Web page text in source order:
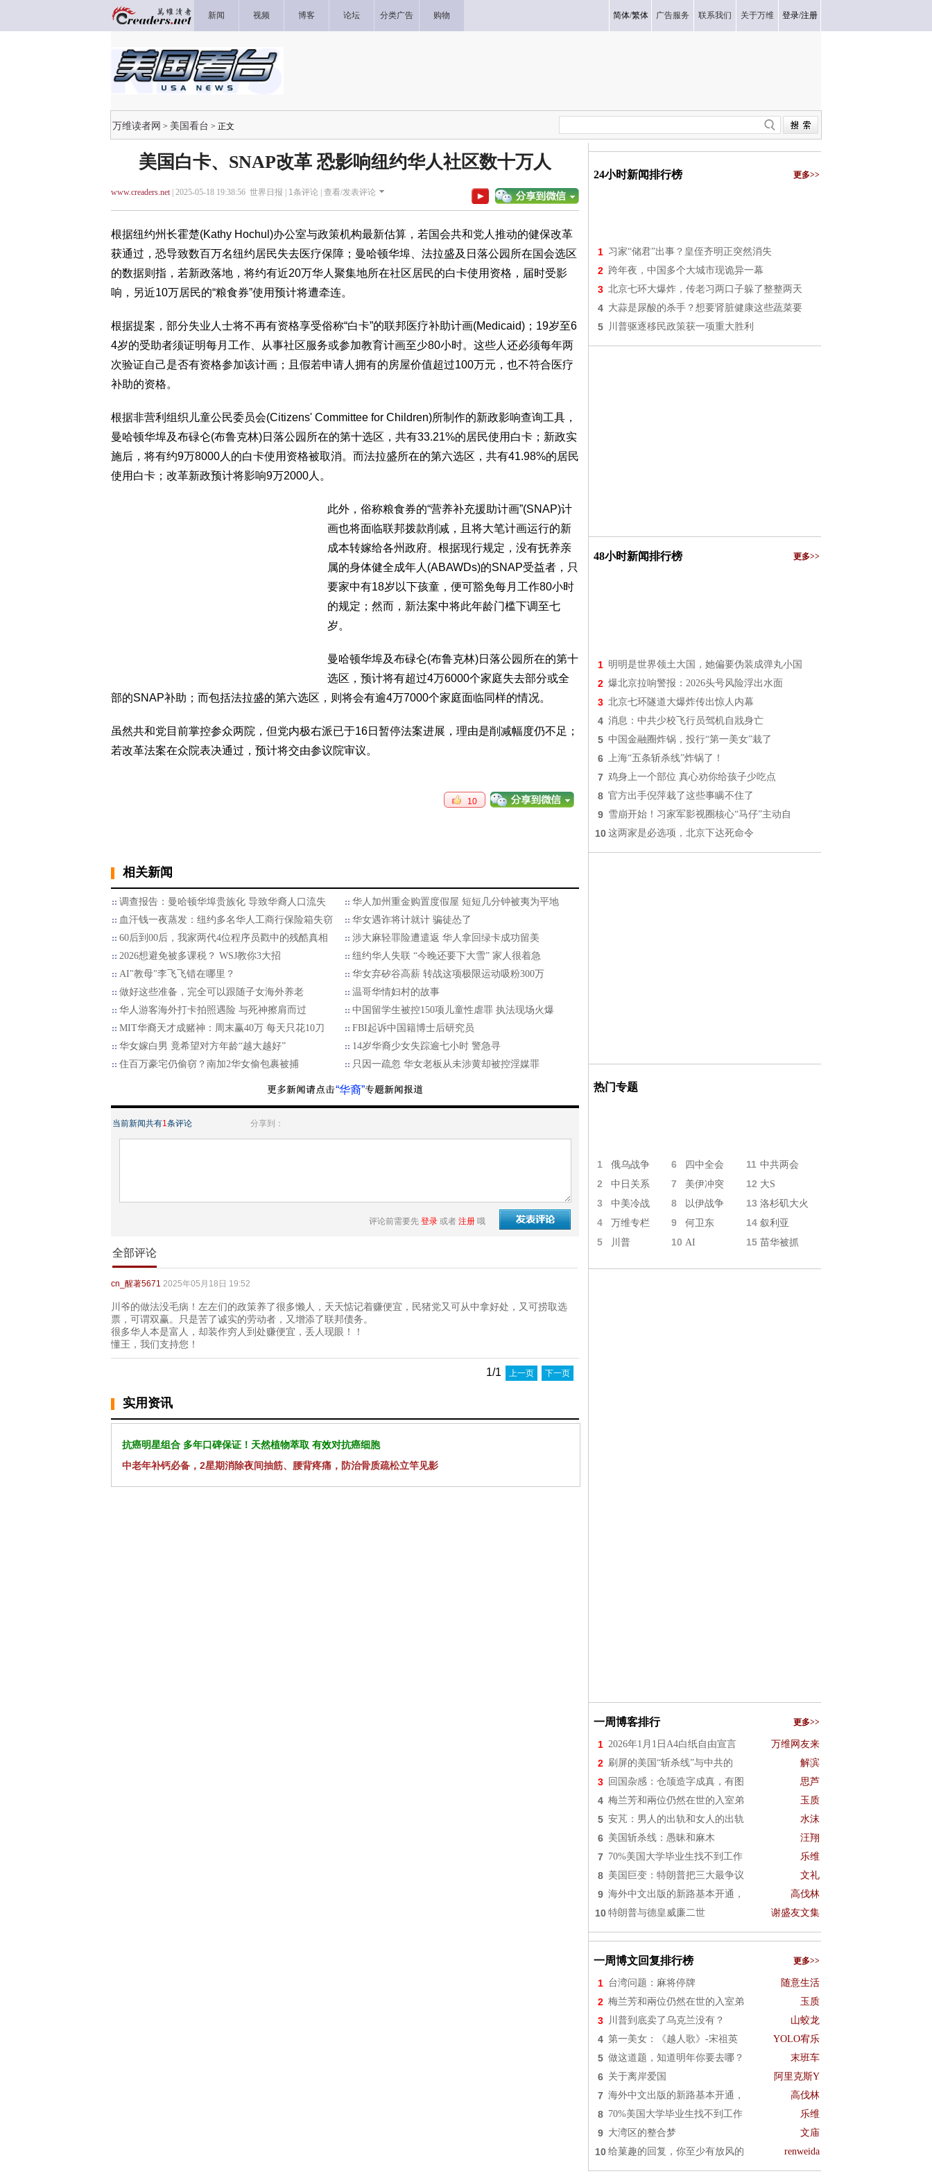
新闻 视频 博客 论坛 分类广告 购物 简体/繁体 广告服务 联系我们 关于万维 登录/注册
万维读者网 > 美国看台 > 正文
美国白卡、SNAP改革 恐影响纽约华人社区数十万人
www.creaders.net| 2025-05-18 19:38:56 世界日报 | 1条评论 | 查看/发表评论
根据纽约州长霍楚(Kathy Hochul)办公室与政策机构最新估算，若国会共和党人推动的健保改革
获通过，恐导致数百万名纽约居民失去医疗保障；曼哈顿华埠、法拉盛及日落公园所在国会选区
的数据则指，若新政落地，将约有近20万华人聚集地所在社区居民的白卡使用资格，届时受影
响，另近10万居民的“粮食券”使用预计将遭牵连。
根据提案，部分失业人士将不再有资格享受俗称“白卡”的联邦医疗补助计画(Medicaid)；19岁至6
4岁的受助者须证明每月工作、从事社区服务或参加教育计画至少80小时。这些人还必须每年两
次验证自己是否有资格参加该计画；且假若申请人拥有的房屋价值超过100万元，也不符合医疗
补助的资格。
根据非营利组织儿童公民委员会(Citizens' Committee for Children)所制作的新政影响查询工具，
曼哈顿华埠及布碌仑(布鲁克林)日落公园所在的第十选区，共有33.21%的居民使用白卡；新政实
施后，将有约9万8000人的白卡使用资格被取消。而法拉盛所在的第六选区，共有41.98%的居民
使用白卡；改革新政预计将影响9万2000人。
此外，俗称粮食券的“营养补充援助计画”(SNAP)计
画也将面临联邦拨款削减，且将大笔计画运行的新
成本转嫁给各州政府。根据现行规定，没有抚养亲
属的身体健全成年人(ABAWDs)的SNAP受益者，只
要家中有18岁以下孩童，便可豁免每月工作80小时
的规定；然而，新法案中将此年龄门槛下调至七
岁。
曼哈顿华埠及布碌仑(布鲁克林)日落公园所在的第十
选区，预计将有超过4万6000个家庭失去部分或全
部的SNAP补助；而包括法拉盛的第六选区，则将会有逾4万7000个家庭面临同样的情况。
虽然共和党目前掌控参众两院，但党内极右派已于16日暂停法案进展，理由是削减幅度仍不足；
若改革法案在众院表决通过，预计将交由参议院审议。
10
相关新闻
调查报告：曼哈顿华埠贵族化 导致华裔人口流失
华人加州重金购置度假屋 短短几分钟被夷为平地
血汗钱一夜蒸发：纽约多名华人工商行保险箱失窃
华女遇诈将计就计 骗徒怂了
60后到00后，我家两代4位程序员戳中的残酷真相
涉大麻轻罪险遭遣返 华人拿回绿卡成功留美
2026想避免被多课税？ WSJ教你3大招
纽约华人失联 “今晚还要下大雪” 家人很着急
AI"教母"李飞飞错在哪里？
华女弃矽谷高薪 转战这项极限运动吸粉300万
做好这些准备，完全可以跟随子女海外养老
温哥华情妇村的故事
华人游客海外打卡拍照遇险 与死神擦肩而过
中国留学生被控150项儿童性虐罪 执法现场火爆
MIT华裔天才成赌神：周末赢40万 每天只花10刀
FBI起诉中国籍博士后研究员
华女嫁白男 竟希望对方年龄“越大越好”
14岁华裔少女失踪逾七小时 警急寻
住百万豪宅仍偷窃？南加2华女偷包裹被捕
只因一疏忽 华女老板从未涉黄却被控淫媒罪
“华裔”
当前新闻共有1条评论 分享到：
评论前需要先 登录 或者 注册 哦
全部评论
cn_醒著5671 2025年05月18日 19:52
川爷的做法没毛病！左左们的政策养了很多懒人，天天惦记着赚便宜，民猪党又可从中拿好处，又可捞取选
票，可谓双赢。只是苦了诚实的劳动者，又增添了联邦债务。
很多华人本是富人，却装作穷人到处赚便宜，丢人现眼！！
懂王，我们支持您！
1/1 上一页 下一页
实用资讯
抗癌明星组合 多年口碑保证！天然植物萃取 有效对抗癌细胞
中老年补钙必备，2星期消除夜间抽筋、腰背疼痛，防治骨质疏松立竿见影
24小时新闻排行榜 更多>>
1 习家“储君”出事？皇侄齐明正突然消失
2 跨年夜，中国多个大城市现诡异一幕
3 北京七环大爆炸，传老习两口子躲了整整两天
4 大蒜是尿酸的杀手？想要肾脏健康这些蔬菜要
5 川普驱逐移民政策获一项重大胜利
48小时新闻排行榜 更多>>
1 明明是世界领土大国，她偏要伪装成弹丸小国
2 爆北京拉响警报：2026头号风险浮出水面
3 北京七环隧道大爆炸传出惊人内幕
4 消息：中共少校飞行员驾机自戕身亡
5 中国金融圈炸锅，投行“第一美女”栽了
6 上海“五条斩杀线”炸锅了！
7 鸡身上一个部位 真心劝你给孩子少吃点
8 官方出手倪萍栽了这些事瞒不住了
9 雪崩开始！习家军影视圈核心“马仔”主动自
10 这两家是必选项，北京下达死命令
热门专题
1 俄乌战争 6 四中全会 11 中共两会
2 中日关系 7 美伊冲突 12 大S
3 中美冷战 8 以伊战争 13 洛杉矶大火
4 万维专栏 9 何卫东 14 叙利亚
5 川普 10 AI 15 苗华被抓
一周博客排行 更多>>
1 2026年1月1日A4白纸自由宣言 万维网友来
2 刷屏的美国“斩杀线”与中共的 解滨
3 回国杂感：仓颉造字成真，有图 思芦
4 梅兰芳和兩位仍然在世的入室弟 玉质
5 安芃：男人的出轨和女人的出轨 水沫
6 美国斩杀线：愚昧和麻木 汪翔
7 70%美国大学毕业生找不到工作 乐维
8 美国巨变：特朗普把三大最争议 文礼
9 海外中文出版的新路基本开通， 高伐林
10 特朗普与德皇威廉二世 谢盛友文集
一周博文回复排行榜 更多>>
1 台湾问题：麻将停牌 随意生活
2 梅兰芳和兩位仍然在世的入室弟 玉质
3 川普到底卖了乌克兰没有？ 山蛟龙
4 第一美女：《越人歌》-宋祖英 YOLO宥乐
5 做这道题，知道明年你要去哪？ 末班车
6 关于离岸爱国 阿里克斯Y
7 海外中文出版的新路基本开通， 高伐林
8 70%美国大学毕业生找不到工作 乐维
9 大湾区的整合梦 文庙
10 给菓趣的回复，你至少有放风的 renweida